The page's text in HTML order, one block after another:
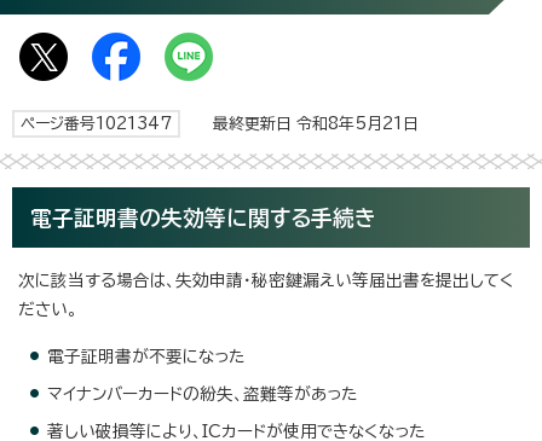
ページ番号1021347 最終更新日 令和8年5月21日
電子証明書の失効等に関する手続き
次に該当する場合は、失効申請・秘密鍵漏えい等届出書を提出してく
ださい。
電子証明書が不要になった
マイナンバーカードの紛失、盗難等があった
著しい破損等により、ICカードが使用できなくなった